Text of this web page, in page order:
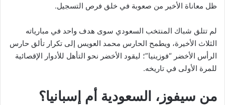
ظل معاناة الأخير من صعوبة في خلق فرص التسجيل.
لم تتلق شباك المنتخب السعودي سوى هدف واحد في مبارياته
الثلاث الأخيرة، ويطمح الحارس محمد العويس إلى تكرار تألق حارس
الرأس الأخضر “فوزينيا”؛ ليقود الأخضر نحو التأهل للأدوار الإقصائية
للمرة الأولى في تاريخه.
من سيفوز، السعودية أم إسبانيا؟